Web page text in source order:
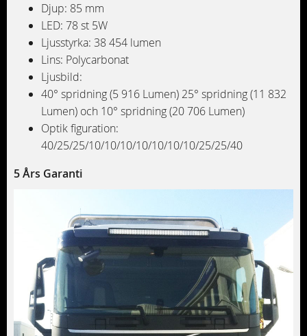
Djup: 85 mm
LED: 78 st 5W
Ljusstyrka: 38 454 lumen
Lins: Polycarbonat
Ljusbild:
40° spridning (5 916 Lumen) 25° spridning (11 832
Lumen) och 10° spridning (20 706 Lumen)
Optik figuration:
40/25/25/10/10/10/10/10/10/10/25/25/40
5 Års Garanti